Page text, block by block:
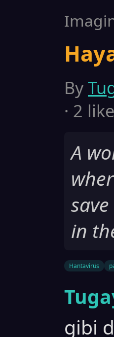
By
· 2
A
in
Hantavirüs
gibi